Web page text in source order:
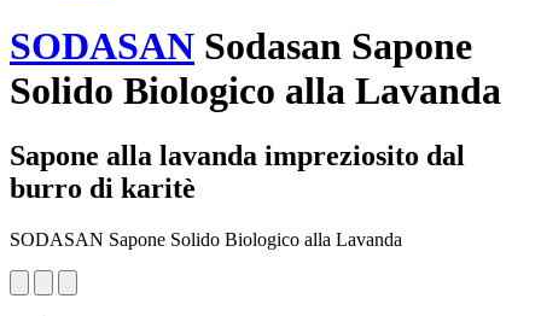
SODASAN Sodasan Sapone
Solido Biologico alla Lavanda
Sapone alla lavanda impreziosito dal
burro di karitè
SODASAN Sapone Solido Biologico alla Lavanda